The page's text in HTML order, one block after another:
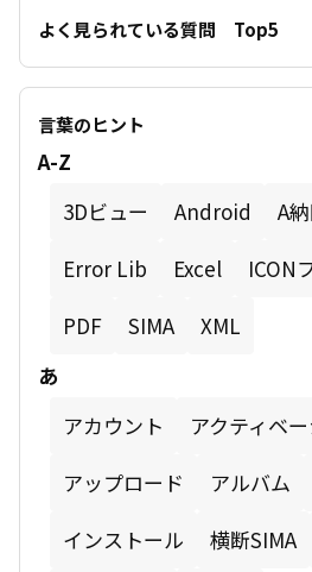
よく見られている質問 Top5
【デキスパート基本部】
【KSデータバンク】KSデ
【電子納品支援システム
言葉のヒント
A-Z
3Dビュー
Android A
Error Lib
Excel ICON
PDF
SIMA
XML
あ
アカウント
アクティベ
アップロード
アルバム
インストール
横断SIMA